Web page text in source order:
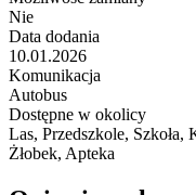
Nie
Data dodania
10.01.2026
Komunikacja
Autobus
Dostępne w okolicy
Las, Przedszkole, Szkoła,
Żłobek, Apteka